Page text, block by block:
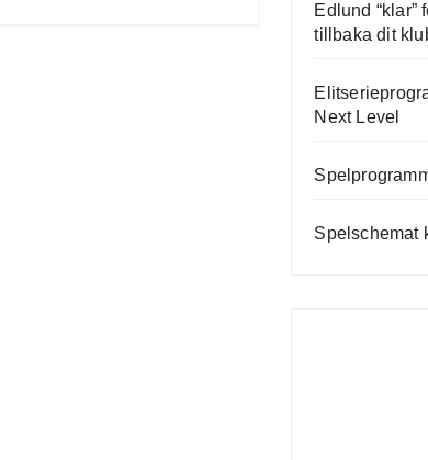
Edlund “klar”
tillbaka dit
Next Level
Spelschemat